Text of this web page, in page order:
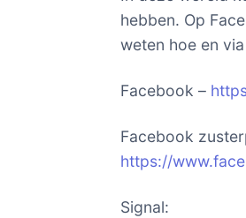
hebben. Op
weten hoe en
Facebook –
Facebook
https://
Signal: